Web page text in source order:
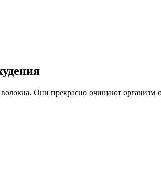
Они прекрасно очищают организм